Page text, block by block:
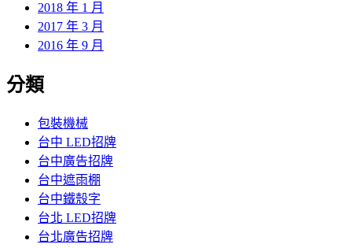
2018 年 1 月
2017 年 3 月
2016 年 9 月
分類
包裝機械
台中 LED招牌
台中廣告招牌
台中遮雨棚
台中鐵殼字
台北 LED招牌
台北廣告招牌